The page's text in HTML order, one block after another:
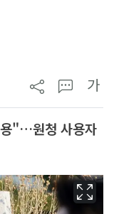
가
용"…원청 사용자